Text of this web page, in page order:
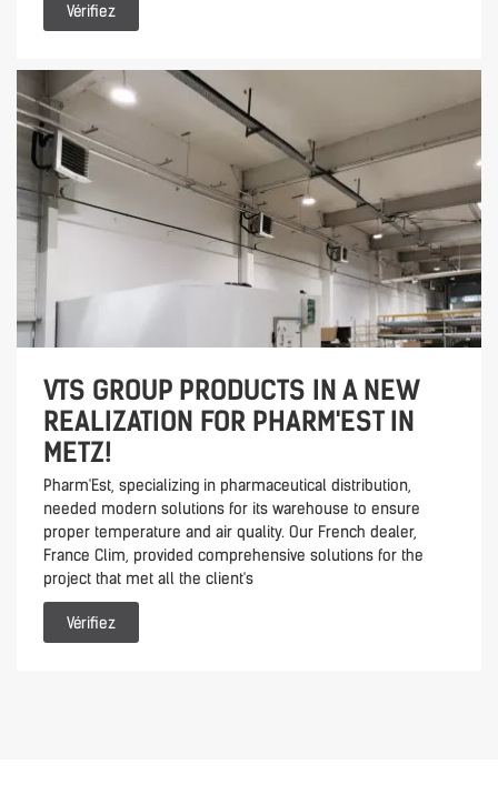
Vérifiez
VTS GROUP PRODUCTS IN A NEW
REALIZATION FOR PHARM'EST IN
METZ!
Pharm'Est, specializing in pharmaceutical distribution,
needed modern solutions for its warehouse to ensure
proper temperature and air quality. Our French dealer,
France Clim, provided comprehensive solutions for the
project that met all the client's
Vérifiez